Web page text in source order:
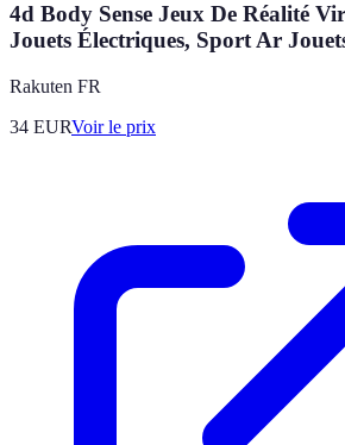
4d Body Sense Jeux De Réalité
Jouets Électriques, Sport Ar
Rakuten FR
34 EURVoir le prix